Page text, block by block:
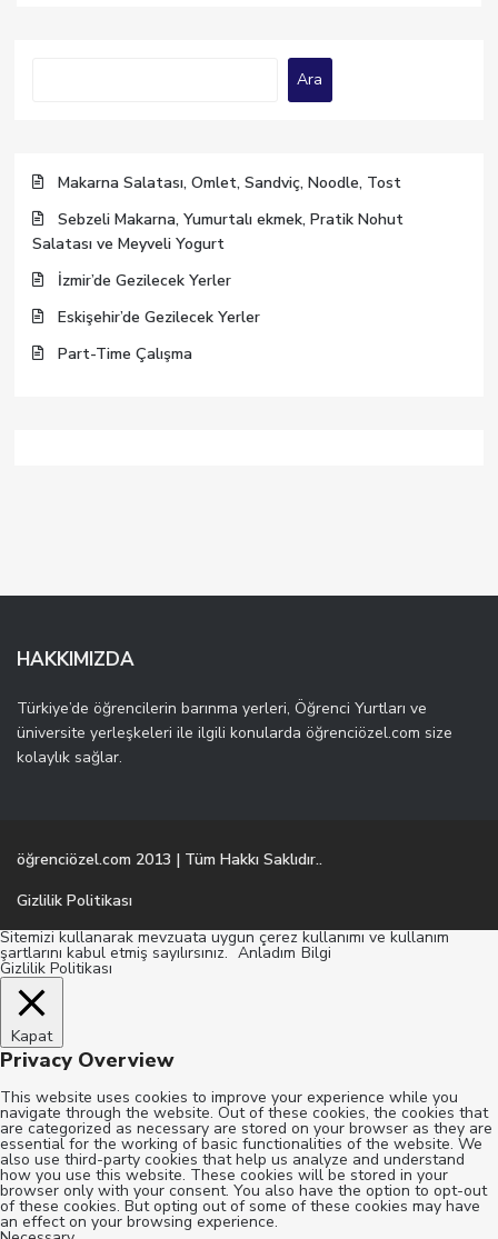
Ara
Makarna Salatası, Omlet, Sandviç, Noodle, Tost
Sebzeli Makarna, Yumurtalı ekmek, Pratik Nohut
Salatası ve Meyveli Yogurt
İzmir’de Gezilecek Yerler
Eskişehir’de Gezilecek Yerler
Part-Time Çalışma
HAKKIMIZDA
Türkiye’de öğrencilerin barınma yerleri, Öğrenci Yurtları ve
üniversite yerleşkeleri ile ilgili konularda öğrenciözel.com size
kolaylık sağlar.
öğrenciözel.com 2013 | Tüm Hakkı Saklıdır..
Gizlilik Politikası
Sitemizi kullanarak mevzuata uygun çerez kullanımı ve kullanım
şartlarını kabul etmiş sayılırsınız. Anladım Bilgi
Gizlilik Politikası
Kapat
Privacy Overview
This website uses cookies to improve your experience while you
navigate through the website. Out of these cookies, the cookies that
are categorized as necessary are stored on your browser as they are
essential for the working of basic functionalities of the website. We
also use third-party cookies that help us analyze and understand
how you use this website. These cookies will be stored in your
browser only with your consent. You also have the option to opt-out
of these cookies. But opting out of some of these cookies may have
an effect on your browsing experience.